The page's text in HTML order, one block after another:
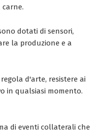
dotati di sensori,
la produzione e a
d'arte, resistere ai
in qualsiasi momento.
di eventi collaterali che